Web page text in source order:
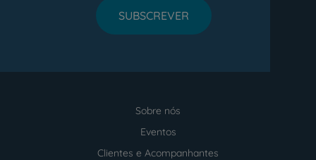
SUBSCREVER
Sobre nós
Eventos
Clientes e Acompanhantes